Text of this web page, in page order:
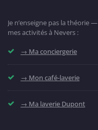
Je n’enseigne pas la théorie
mes activités à Nevers :
→ Ma conciergerie
→ Mon café-laverie
→ Ma laverie Dupont